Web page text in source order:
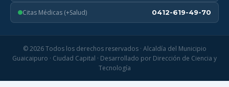
Citas Médicas (+Salud) 0412-619-49-70
© 2026 Todos los derechos reservados · Alcaldía del Municipio
Guaicaipuro · Ciudad Capital · Desarrollado por Dirección de Ciencia y
Tecnología